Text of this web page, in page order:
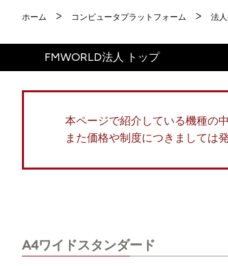
ホーム コンピュータプラットフォーム 法
FMWORLD法人 トップ
本ページで紹介している機種の
また価格や制度につきましては
A4ワイドスタンダード